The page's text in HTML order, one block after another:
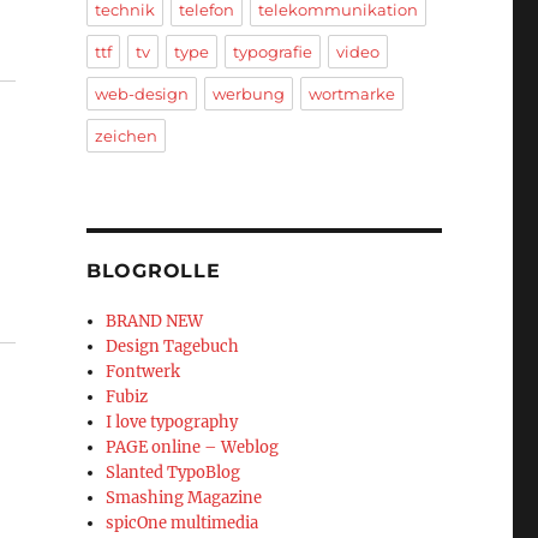
technik telefon telekommunikation
ttf tv type typografie video
web-design werbung wortmarke
zeichen
BLOGROLLE
BRAND NEW
Design Tagebuch
Fontwerk
Fubiz
I love typography
PAGE online – Weblog
Slanted TypoBlog
Smashing Magazine
spicOne multimedia